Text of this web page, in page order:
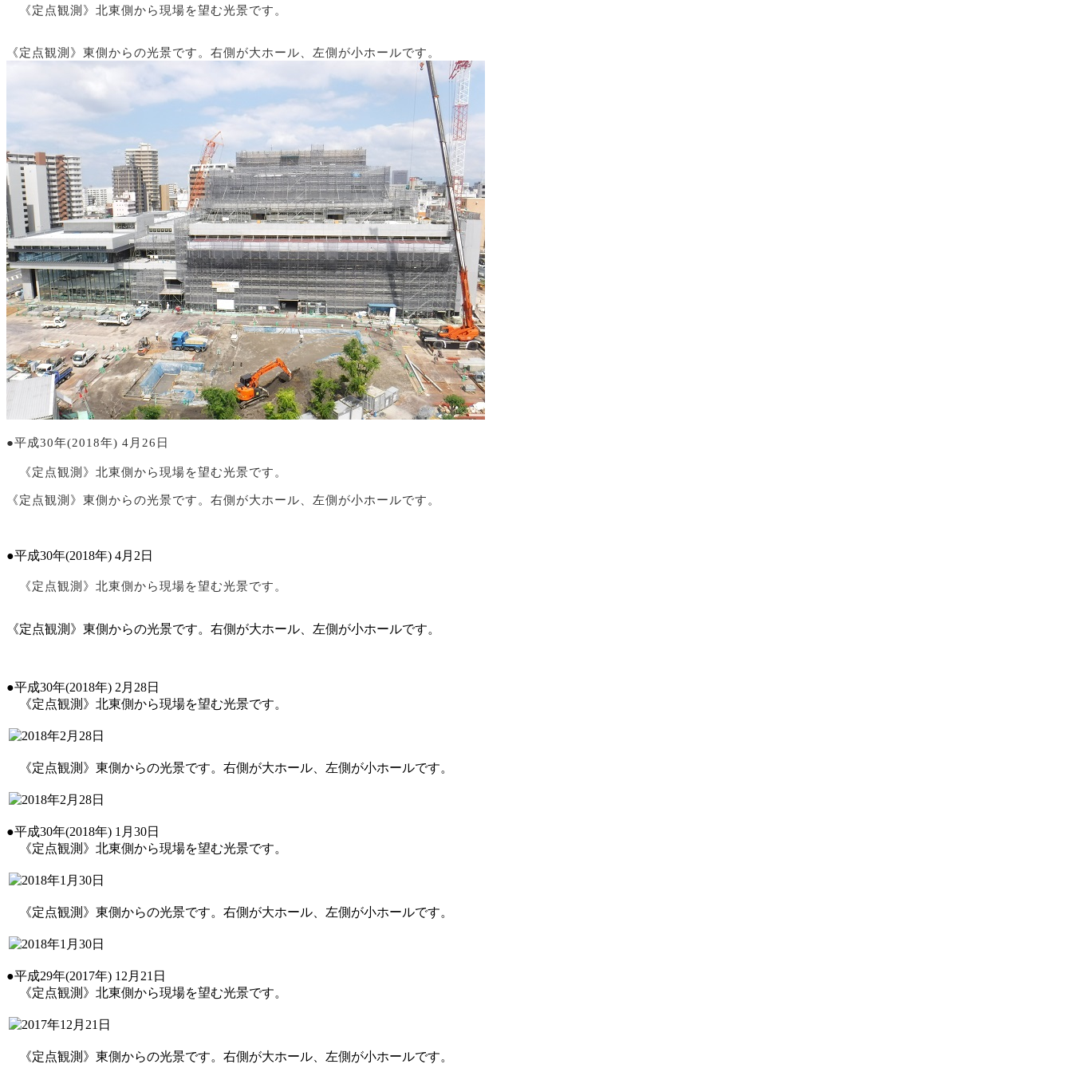
《定点観測》北東側から現場を望む光景です。
《定点観測》東側からの光景です。右側が大ホール、左側が小ホールです。
●平成30年(2018年) 4月26日
《定点観測》北東側から現場を望む光景です。
《定点観測》東側からの光景です。右側が大ホール、左側が小ホールです。
●平成30年(2018年) 4月2日
《定点観測》北東側から現場を望む光景です。
《定点観測》東側からの光景です。右側が大ホール、左側が小ホールです。
●平成30年(2018年) 2月28日
《定点観測》北東側から現場を望む光景です。
《定点観測》東側からの光景です。右側が大ホール、左側が小ホールです。
●平成30年(2018年) 1月30日
《定点観測》北東側から現場を望む光景です。
《定点観測》東側からの光景です。右側が大ホール、左側が小ホールです。
●平成29年(2017年) 12月21日
《定点観測》北東側から現場を望む光景です。
《定点観測》東側からの光景です。右側が大ホール、左側が小ホールです。